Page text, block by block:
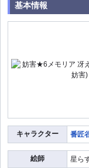
基本情報
キャラクター 番匠
絵師 星ら